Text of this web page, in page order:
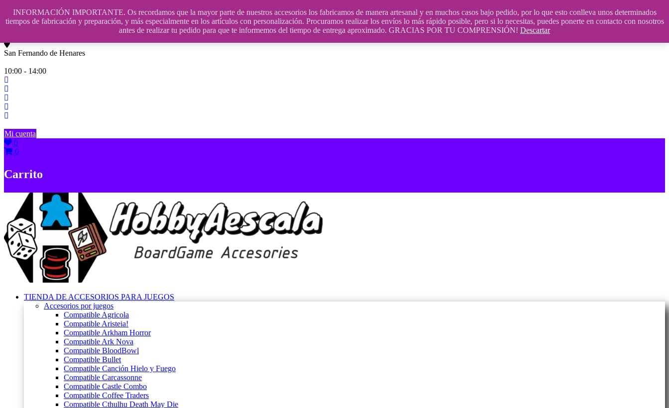
INFORMACIÓN IMPORTANTE. Os recordamos que la mayor parte de nuestros accesorios los fabricamos de manera artesanal y en muchos casos bajo pedido, por lo que esto conlleva unos determinados
tiempos de fabricación y preparación, y más especialmente en los artículos con personalización. Procuramos realizar los envíos lo más rápido posible, pero si lo necesitas, puedes ponerte en contacto con nosotros
antes de realizar tu pedido para que te informemos del tiempo de entrega aproximado. GRACIAS POR TU COMPRENSIÓN! Descartar
Saltar
contenido
609241475 SOLO DE 10:00 a 14:00
San Fernando de Henares
10:00 - 14:00
Mi cuenta
0
0
Carrito
TIENDA DE ACCESORIOS PARA JUEGOS
Accesorios por juegos
Compatible Agricola
Compatible Aristeia!
Compatible Arkham Horror
Compatible Ark Nova
Compatible BloodBowl
Compatible Bullet
Compatible Canción Hielo y Fuego
Compatible Carcassonne
Compatible Castle Combo
Compatible Coffee Traders
Compatible Cthulhu Death May Die